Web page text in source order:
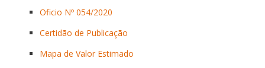
Oficio Nº 054/2020
Certidão de Publicação
Mapa de Valor Estimado